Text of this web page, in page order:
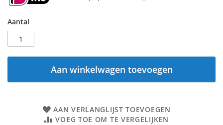
Aantal
Aan winkelwagen toevoegen
AAN VERLANGLIJST TOEVOEGEN
VOEG TOE OM TE VERGELIJKEN